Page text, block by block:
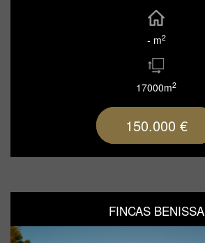
- m2
17000m2
150.000 €
FINCAS BENISSA